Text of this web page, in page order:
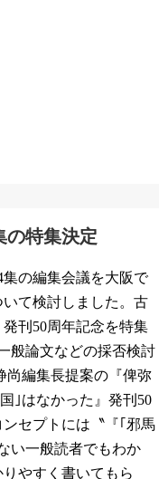
の特集決定
の編集会議を大阪で
て検討しました。古
刊50周年記念を特集
般論文などの採否検討
編集長提案の『俾弥
｣はなかった』発刊50
セプトには〝『｢邪馬
い一般読者でもわか
やすく書いてもら